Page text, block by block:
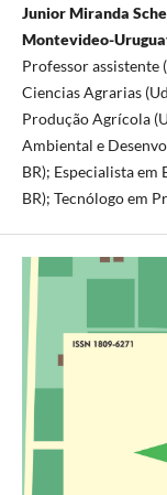
Junior Miranda
Montevideo-
Professor assistente
Ciencias Agrarias
Produção Agrícola
Ambiental e
BR); Especialista em
BR); Tecnólogo em